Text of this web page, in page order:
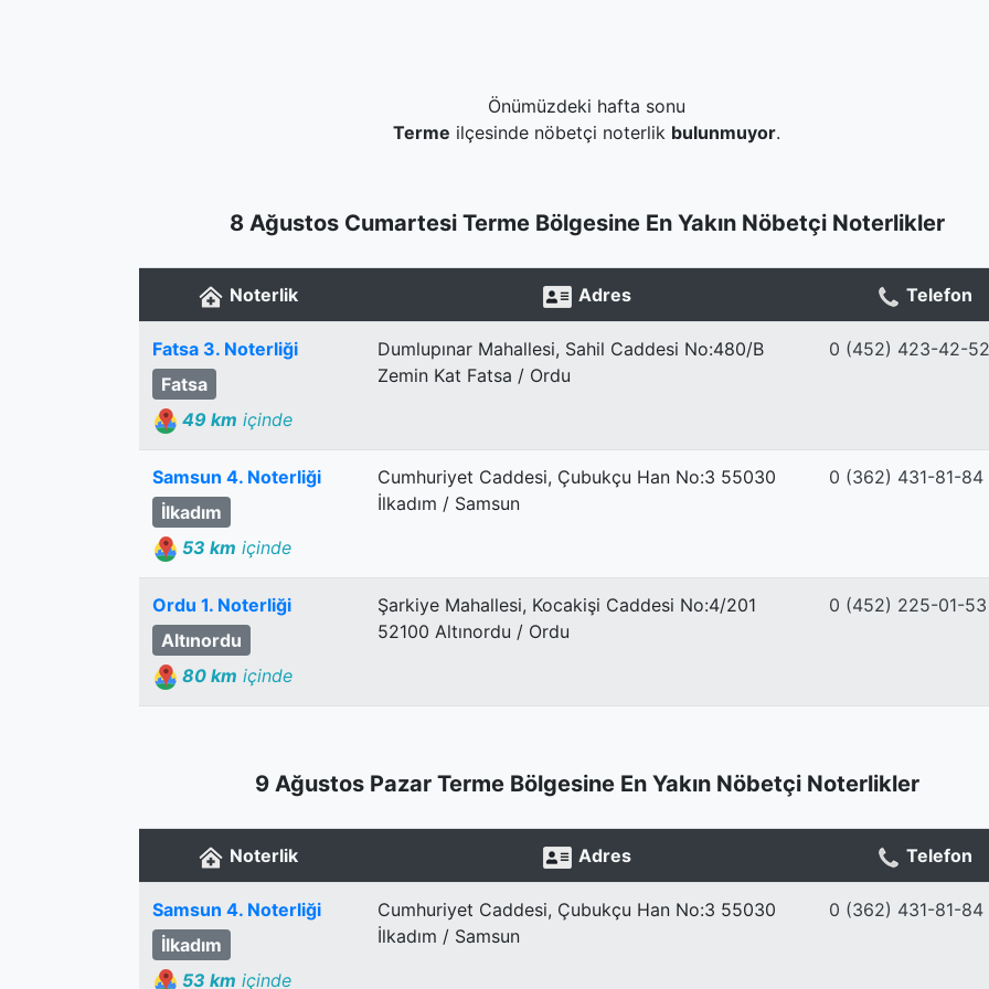
Önümüzdeki hafta sonu
Terme ilçesinde nöbetçi noterlik bulunmuyor.
8 Ağustos Cumartesi Terme Bölgesine En Yakın Nöbetçi Noterlikler
Noterlik Adres Telefon
Fatsa 3. Noterliği
Fatsa
49 km içinde
Dumlupınar Mahallesi, Sahil Caddesi No:480/B
Zemin Kat Fatsa / Ordu
0 (452) 423-42-52
Samsun 4. Noterliği
İlkadım
53 km içinde
Cumhuriyet Caddesi, Çubukçu Han No:3 55030
İlkadım / Samsun
0 (362) 431-81-84
Ordu 1. Noterliği
Altınordu
80 km içinde
Şarkiye Mahallesi, Kocakişi Caddesi No:4/201
52100 Altınordu / Ordu
0 (452) 225-01-53
9 Ağustos Pazar Terme Bölgesine En Yakın Nöbetçi Noterlikler
Noterlik Adres Telefon
Samsun 4. Noterliği
İlkadım
53 km içinde
Cumhuriyet Caddesi, Çubukçu Han No:3 55030
İlkadım / Samsun
0 (362) 431-81-84